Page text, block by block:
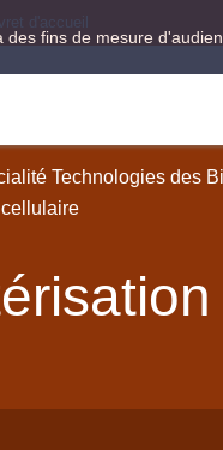
fins de mesure
d'accueil
Technologies des